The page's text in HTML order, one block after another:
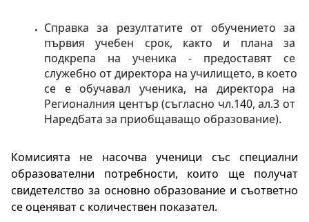
Справка за резултатите от обучението за
първия учебен срок, както и плана за
подкрепа на ученика - предоставят се
служебно от директора на училището, в което
се е обучавал ученика, на директора на
Регионалния център (съгласно чл.140, ал.3 от
Наредбата за приобщаващо образование).
Комисията не насочва ученици със специални
образователни потребности, които ще получат
свидетелство за основно образование и съответно
се оценяват с количествен показател.